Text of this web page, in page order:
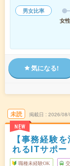
男女比率
女性
気になる!
未読
NEW
掲載日 2026/08/
【事務経験
れるITサポー
職種未経験OK